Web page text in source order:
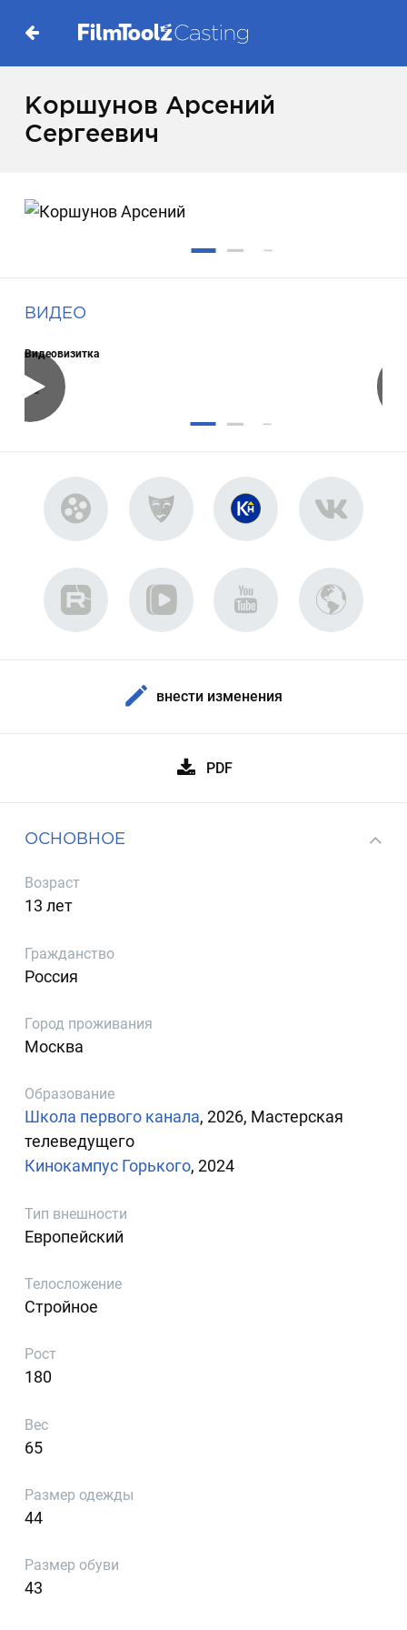
Коршунов Арсений
Сергеевич
ВИДЕО
Видеовизитка
внести изменения
PDF
ОСНОВНОЕ
Возраст
13 лет
Гражданство
Россия
Город проживания
Москва
Образование
Школа первого канала, 2026, Мастерская
телеведущего
Кинокампус Горького, 2024
Тип внешности
Европейский
Телосложение
Стройное
Рост
180
Вес
65
Размер одежды
44
Размер обуви
43